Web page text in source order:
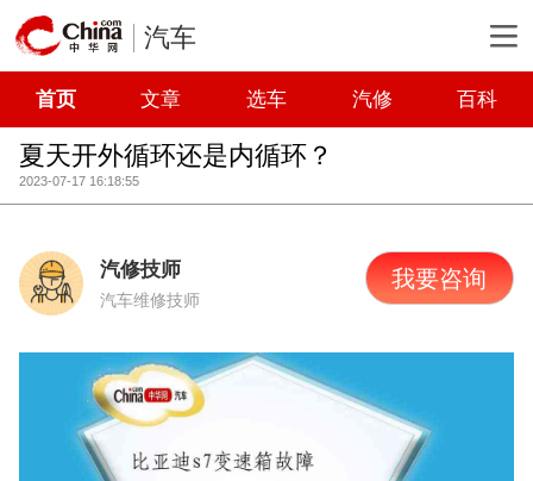
汽车
首页 文章 选车 汽修 百科
夏天开外循环还是内循环？
2023-07-17 16:18:55
汽修技师
汽车维修技师
我要咨询